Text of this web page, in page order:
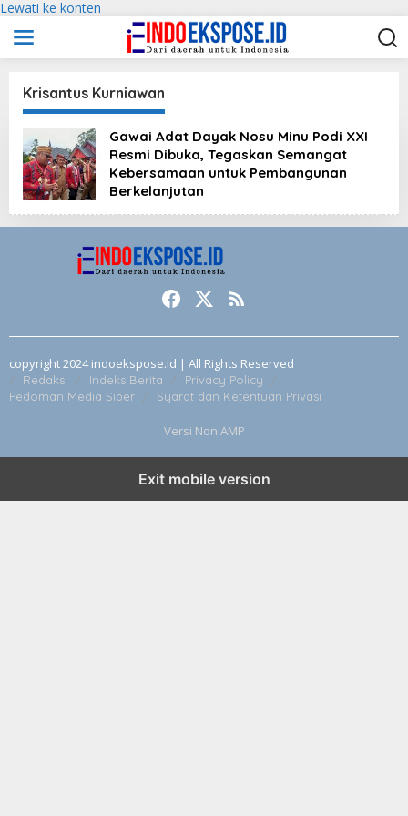
Lewati ke konten
Krisantus Kurniawan
Gawai Adat Dayak Nosu Minu Podi XXI
Resmi Dibuka, Tegaskan Semangat
Kebersamaan untuk Pembangunan
Berkelanjutan
copyright 2024 indoekspose.id | All Rights Reserved
Redaksi Indeks Berita
Privacy Policy
Pedoman Media Siber
Syarat dan Ketentuan Privasi
Versi Non AMP
Exit mobile version